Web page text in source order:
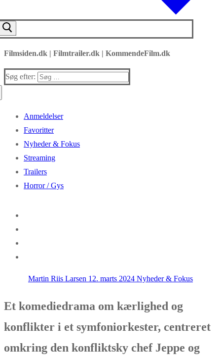
Filmsiden.dk | Filmtrailer.dk | KommendeFilm.dk
Søg efter:
Anmeldelser
Favoritter
Nyheder & Fokus
Streaming
Trailers
Horror / Gys
Martin Riis Larsen 12. marts 2024 Nyheder & Fokus
Et komediedrama om kærlighed og
konflikter i et symfoniorkester, centreret
omkring den konfliktsky chef Jeppe og